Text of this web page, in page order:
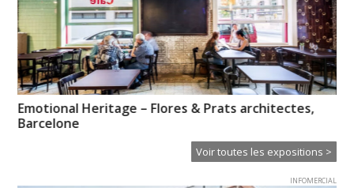
Emotional Heritage – Flores & Prats architectes,
Barcelone
Voir toutes les expositions >
INFOMERCIAL